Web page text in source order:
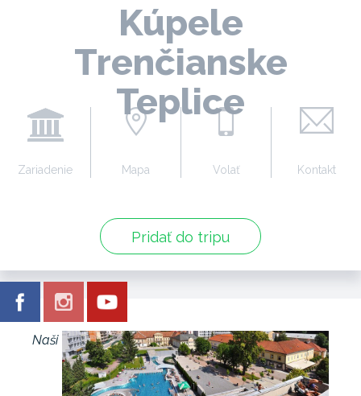
Kúpele
Trenčianske
Teplice
Pridať do tripu
Zariadenie Mapa Volať Kontakt
Naši